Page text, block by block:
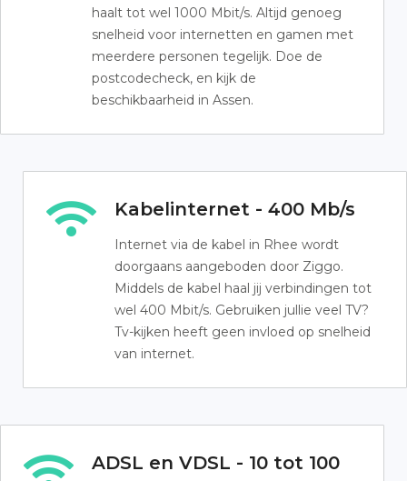
haalt tot wel 1000 Mbit/s. Altijd genoeg
snelheid voor internetten en gamen met
meerdere personen tegelijk. Doe de
postcodecheck, en kijk de
beschikbaarheid in Assen.
Kabelinternet - 400 Mb/s
Internet via de kabel in Rhee wordt
doorgaans aangeboden door Ziggo.
Middels de kabel haal jij verbindingen tot
wel 400 Mbit/s. Gebruiken jullie veel TV?
Tv-kijken heeft geen invloed op snelheid
van internet.
ADSL en VDSL - 10 tot 100